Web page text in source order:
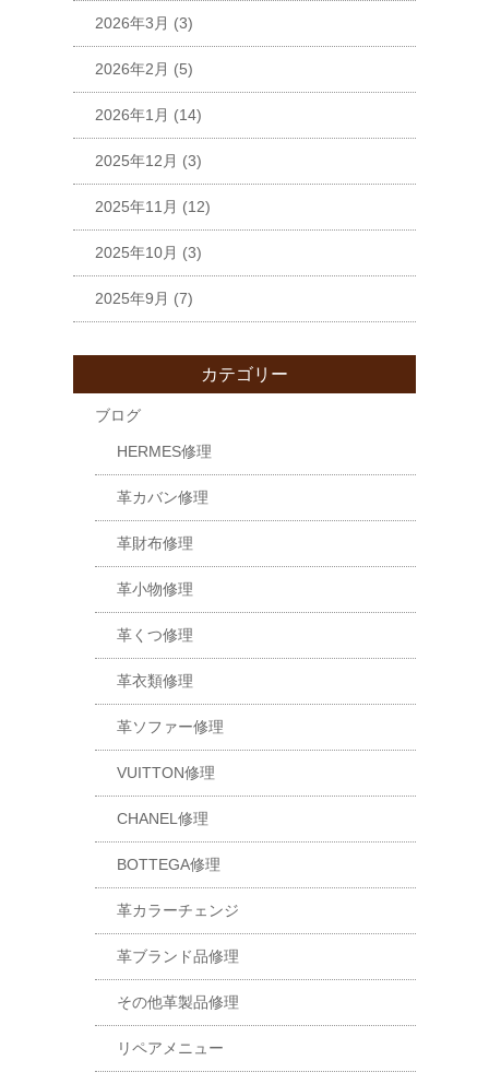
2026年3月 (3)
2026年2月 (5)
2026年1月 (14)
2025年12月 (3)
2025年11月 (12)
2025年10月 (3)
2025年9月 (7)
カテゴリー
ブログ
HERMES修理
革カバン修理
革財布修理
革小物修理
革くつ修理
革衣類修理
革ソファー修理
VUITTON修理
CHANEL修理
BOTTEGA修理
革カラーチェンジ
革ブランド品修理
その他革製品修理
リペアメニュー